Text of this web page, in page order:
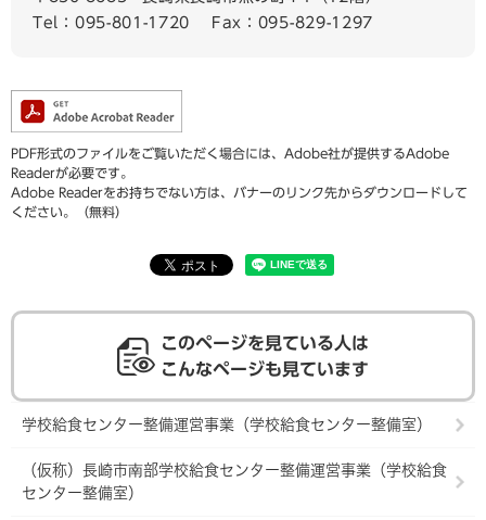
Tel：095-801-1720
Fax：095-829-1297
PDF形式のファイルをご覧いただく場合には、Adobe社が提供するAdobe
Readerが必要です。
Adobe Readerをお持ちでない方は、バナーのリンク先からダウンロードして
ください。（無料）
このページを見ている人は
こんなページも見ています
学校給食センター整備運営事業（学校給食センター整備室）
（仮称）長崎市南部学校給食センター整備運営事業（学校給食
センター整備室）